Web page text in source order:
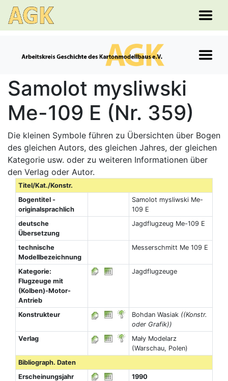
Samolot mysliwski
Me-109 E (Nr. 359)
Die kleinen Symbole führen zu Übersichten über Bogen
des gleichen Autors, des gleichen Jahres, der gleichen
Kategorie usw. oder zu weiteren Informationen über
den Verlag oder Autor.
Titel/Kat./Konstr.
Bogentitel -
originalsprachlich
Samolot mysliwski Me-
109 E
deutsche
Übersetzung
Jagdflugzeug Me-109 E
technische
Modellbezeichnung
Messerschmitt Me 109 E
Kategorie:
Flugzeuge mit
(Kolben)-Motor-
Antrieb
Jagdflugzeuge
Konstrukteur Bohdan Wasiak ((Konstr.
oder Grafik))
Verlag
Mały Modelarz
(Warschau, Polen)
Bibliograph. Daten
Erscheinungsjahr
1990